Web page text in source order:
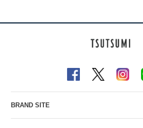
BRAND SITE